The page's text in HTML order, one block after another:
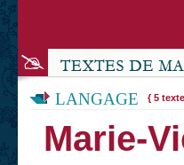
LANGAGE { 5
Marie-